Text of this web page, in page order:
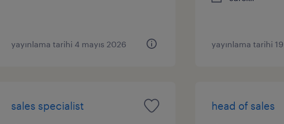
yayınlama tarihi 4 mayıs 2026 yayınlama tarihi
sales specialist head of sales